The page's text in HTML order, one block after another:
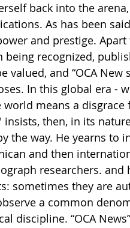
back into the
As has been
and prestige. Apart
recognized,
and “OCA New
In this global era -
means a disgrace
then, in its
the way. He yearns to
and then
researchers. and
sometimes they are
a common
discipline. “OCA